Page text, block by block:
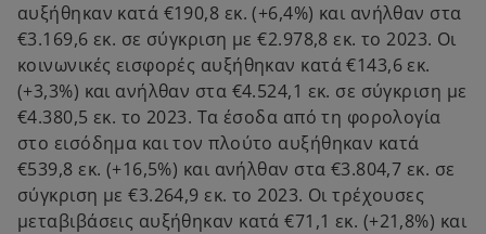
αυξήθηκαν κατά €190,8 εκ. (+6,4%) και ανήλθαν στα
€3.169,6 εκ. σε σύγκριση με €2.978,8 εκ. το 2023. Οι
κοινωνικές εισφορές αυξήθηκαν κατά €143,6 εκ.
(+3,3%) και ανήλθαν στα €4.524,1 εκ. σε σύγκριση με
€4.380,5 εκ. το 2023. Τα έσοδα από τη φορολογία
στο εισόδημα και τον πλούτο αυξήθηκαν κατά
€539,8 εκ. (+16,5%) και ανήλθαν στα €3.804,7 εκ. σε
σύγκριση με €3.264,9 εκ. το 2023. Οι τρέχουσες
μεταβιβάσεις αυξήθηκαν κατά €71,1 εκ. (+21,8%) και